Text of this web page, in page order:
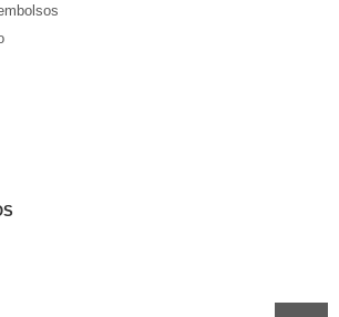
de
y un portero a partir de €17.6. Diseños de fútbol